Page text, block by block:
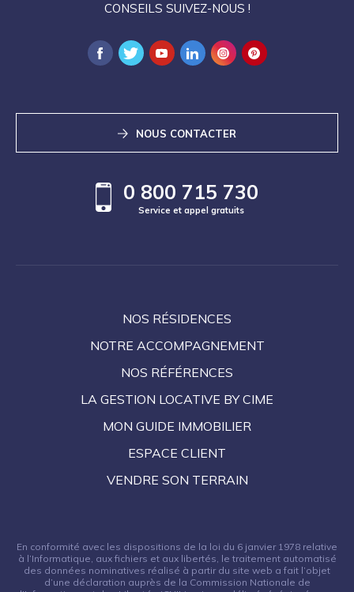
CONSEILS SUIVEZ-NOUS !
NOUS CONTACTER
0 800 715 730
Service et appel gratuits
NOS RÉSIDENCES
NOTRE ACCOMPAGNEMENT
NOS RÉFÉRENCES
LA GESTION LOCATIVE BY CIME
MON GUIDE IMMOBILIER
ESPACE CLIENT
VENDRE SON TERRAIN
En conformité avec les dispositions de la loi du 6 janvier 1978 relative
à l’Informatique, aux fichiers et aux libertés, le traitement automatisé
des données nominatives réalisé à partir du site web a fait l’objet
d’une déclaration auprès de la Commission Nationale de